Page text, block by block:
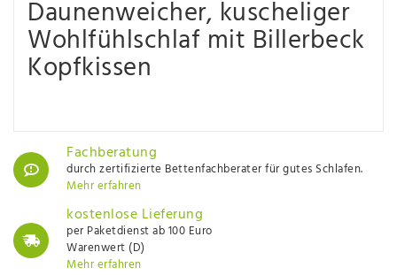
Daunenweicher, kuscheliger
Wohlfühlschlaf mit Billerbeck
Kopfkissen
Fachberatung
durch zertifizierte Bettenfachberater für gutes Schlafen.
Mehr erfahren
kostenlose Lieferung
per Paketdienst ab 100 Euro
Warenwert (D)
Mehr erfahren